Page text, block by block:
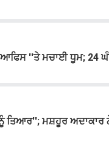
''ਤੇ ਮਚਾਈ ਧੂਮ; 24
ਤਿਆਰ''; ਮਸ਼ਹੂਰ ਅਦਾਕਾਰ